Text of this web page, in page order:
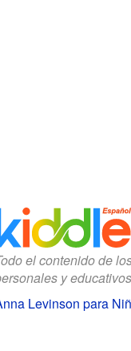
el contenido de
y
Levinson para